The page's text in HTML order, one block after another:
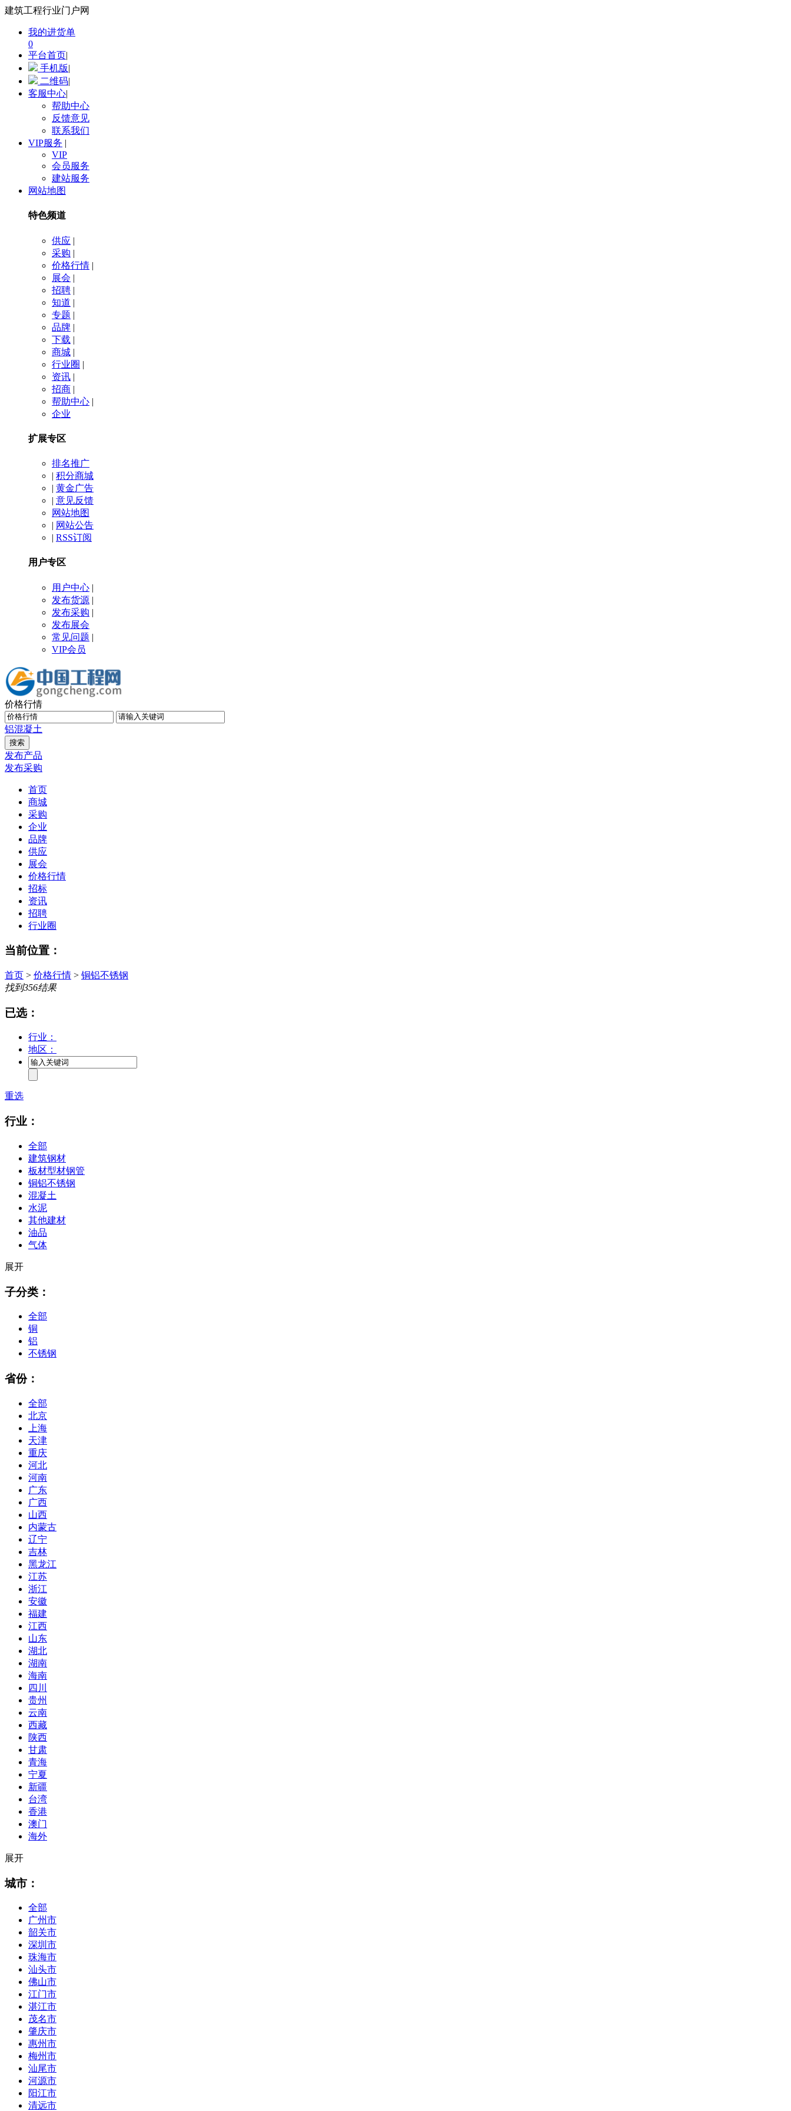
建筑工程行业门户网
我的进货单
0
平台首页|
手机版|
二维码|
客服中心|
帮助中心
反馈意见
联系我们
VIP服务 |
VIP
会员服务
建站服务
网站地图
特色频道
供应 |
采购 |
价格行情 |
展会 |
招聘 |
知道 |
专题 |
品牌 |
下载 |
商城 |
行业圈 |
资讯 |
招商 |
帮助中心 |
企业
扩展专区
排名推广
| 积分商城
| 黄金广告
| 意见反馈
网站地图
| 网站公告
| RSS订阅
用户专区
用户中心 |
发布货源 |
发布采购 |
发布展会
常见问题 |
VIP会员
价格行情
铝混凝土
发布产品
发布采购
首页
商城
采购
企业
品牌
供应
展会
价格行情
招标
资讯
招聘
行业圈
当前位置：
首页 > 价格行情 > 铜铝不锈钢
找到356结果
已选：
行业：
地区：
重选
行业：
全部
建筑钢材
板材型材钢管
铜铝不锈钢
混凝土
水泥
其他建材
油品
气体
展开
子分类：
全部
铜
铝
不锈钢
省份：
全部
北京
上海
天津
重庆
河北
河南
广东
广西
山西
内蒙古
辽宁
吉林
黑龙江
江苏
浙江
安徽
福建
江西
山东
湖北
湖南
海南
四川
贵州
云南
西藏
陕西
甘肃
青海
宁夏
新疆
台湾
香港
澳门
海外
展开
城市：
全部
广州市
韶关市
深圳市
珠海市
汕头市
佛山市
江门市
湛江市
茂名市
肇庆市
惠州市
梅州市
汕尾市
河源市
阳江市
清远市